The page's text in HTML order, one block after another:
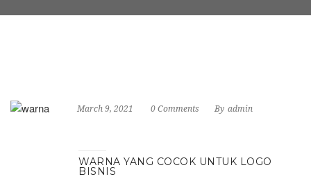
March 9, 2021 0 Comments By admin
WARNA YANG COCOK UNTUK LOGO
BISNIS